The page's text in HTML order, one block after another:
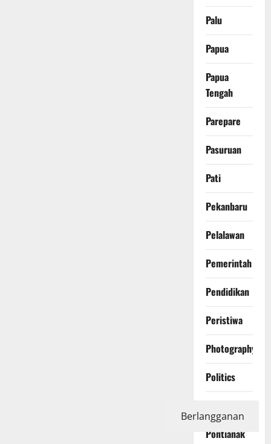
Palu
Papua
Papua
Tengah
Parepare
Pasuruan
Pati
Pekanbaru
Pelalawan
Pemerintah
Pendidikan
Peristiwa
Photography
Politics
Pontianak
Berlangganan